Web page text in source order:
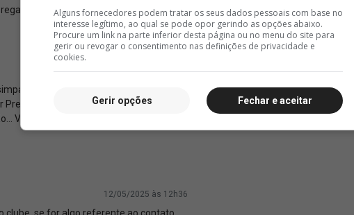
Alguns fornecedores podem tratar os seus dados pessoais com base no
interesse legítimo, ao qual se pode opor gerindo as opções abaixo.
Procure um link na parte inferior desta página ou no menu do site para
gerir ou revogar o consentimento nas definições de privacidade e
cookies.
Fechar e aceitar
Gerir opções